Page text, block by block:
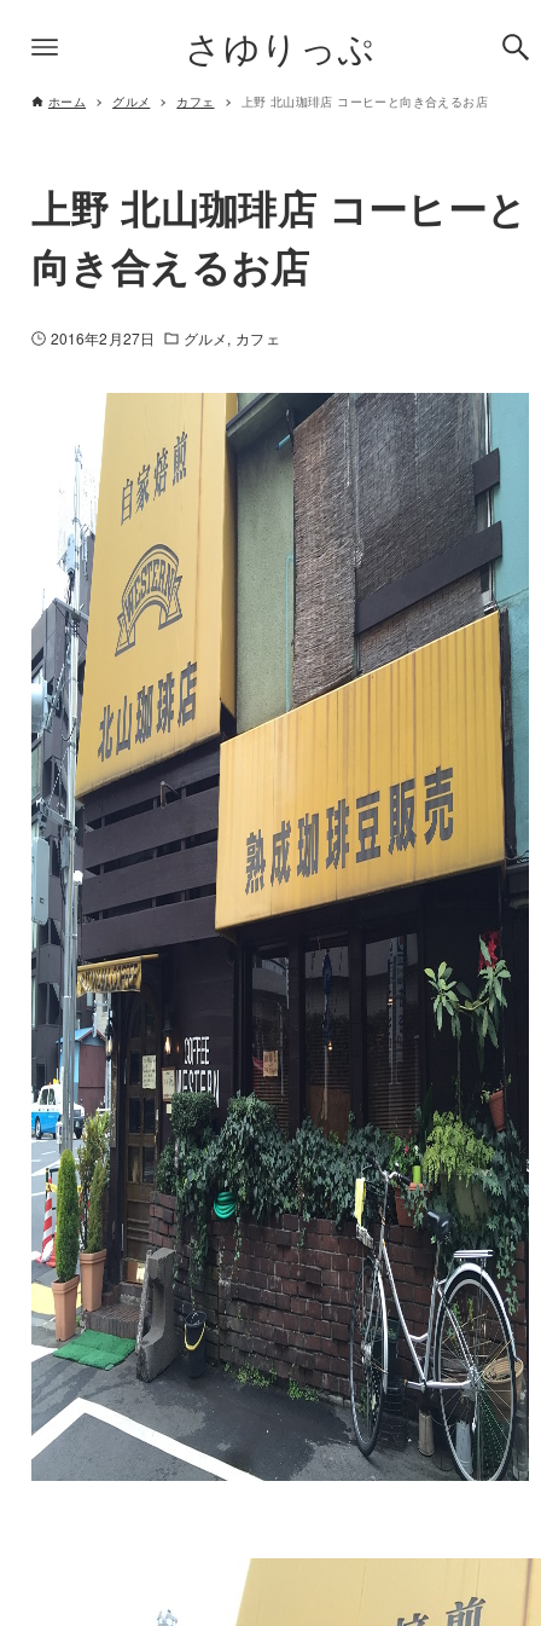
さゆりっぷ
ホーム グルメ カフェ 上野 北山珈琲店 コーヒーと向き合えるお店
上野 北山珈琲店 コーヒーと
向き合えるお店
2016年2月27日 グルメ カフェ